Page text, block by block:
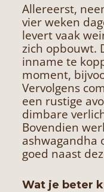
Allereerst,
vier weken
levert vaak
zich opbouwt.
inname te
moment,
Vervolgens
een rustige
dimbare
Bovendien
ashwagandha
goed naast
Wat je beter